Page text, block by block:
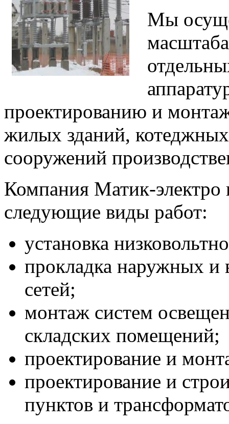
Мы
проектированию и
жилых зданий,
сооружений
Компания Матик-электро
следующие виды работ:
установка
прокладка наружных и
сетей;
монтаж систем
складских помещений;
проектирование и
проектирование и
пунктов и